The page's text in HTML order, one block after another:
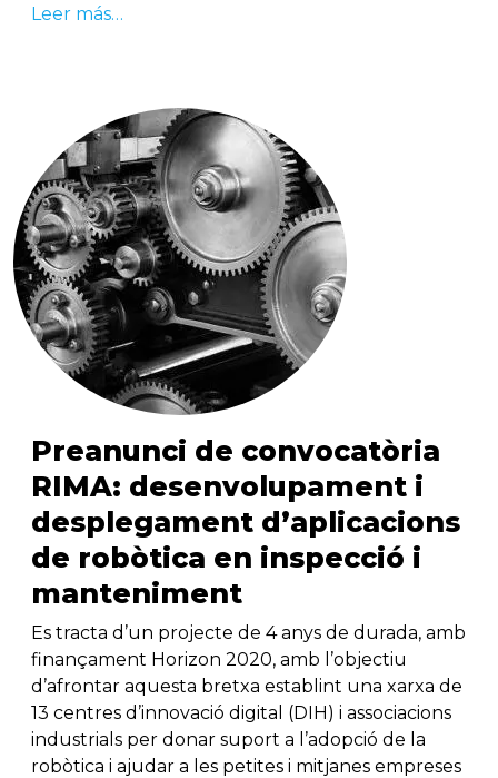
Leer más…
Preanunci de convocatòria
RIMA: desenvolupament i
desplegament d’aplicacions
de robòtica en inspecció i
manteniment
Es tracta d’un projecte de 4 anys de durada, amb
finançament Horizon 2020, amb l’objectiu
d’afrontar aquesta bretxa establint una xarxa de
13 centres d’innovació digital (DIH) i associacions
industrials per donar suport a l’adopció de la
robòtica i ajudar a les petites i mitjanes empreses